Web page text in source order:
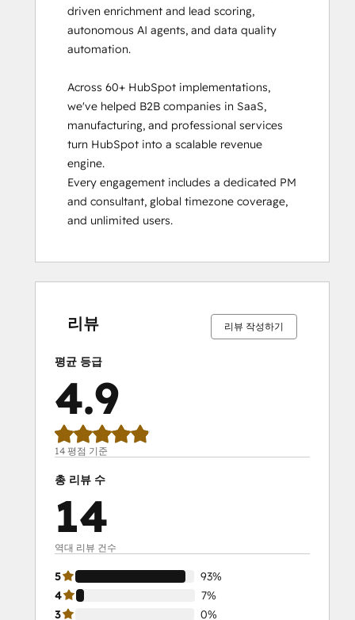
driven enrichment and lead scoring,
autonomous AI agents, and data quality
automation.
Across 60+ HubSpot implementations,
we've helped B2B companies in SaaS,
manufacturing, and professional services
turn HubSpot into a scalable revenue
engine.
Every engagement includes a dedicated PM
and consultant, global timezone coverage,
and unlimited users.
리뷰 리뷰 작성하기
평균 등급
4.9
14 평점 기준
총 리뷰 수
14
역대 리뷰 건수
5
93%
4
7%
3
0%
료
료
료
료
료